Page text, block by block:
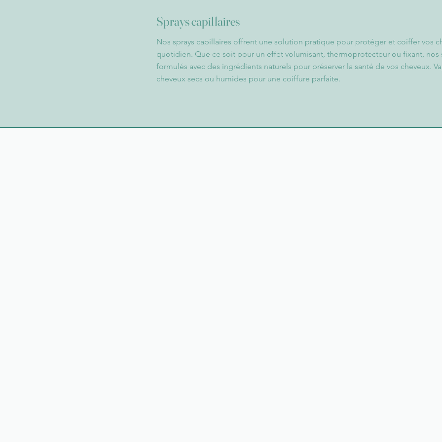
Sprays capillaires
Nos sprays capillaires offrent une solution pratique pour protéger et coiffer vos
quotidien. Que ce soit pour un effet volumisant, thermoprotecteur ou fixant, nos
formulés avec des ingrédients naturels pour préserver la santé de vos cheveux.
cheveux secs ou humides pour une coiffure parfaite.